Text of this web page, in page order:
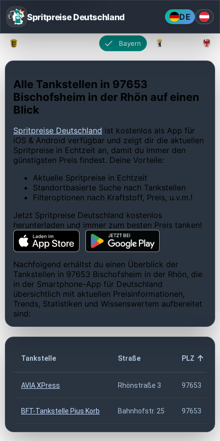
Spritpreise Deutschland DE
Bayern
Alle Tankstellen in 97653
Bischofsheim in der Rhön auf einen
Blick
Spritpreise Deutschland ist kostenlos als App für
iOS & Android verfügbar und zeigt dir die aktuellen
Spritpreise in Echtzeit an, damit du immer den
günstigsten Preis findest. Deine Vorteile:
Aktuelle Spritpreise in Echtzeit
Standortbasierte Suche nach Tankstellen
Filteroptionen nach Kraftstoff, Preis, u.v.m.!
Jetzt Spritpreise Deutschland kostenlos
herunterladen und immer zum besten Preis tanken!
Nachfolgend erhältst du einen Überblick der
Tankstellen in 97653 Bischofsheim in der Rhön, die
in der Smartphone-App für Deutschland
übersichtlich mit aktuellen Preisinformationen,
Trends, Statistiken und Wissenswertem aufbereitet
sind:
Tankstelle Straße PLZ
AVIA XPress Rhönstraße 3 97653
BFT-Tankstelle Pius Korb Bahnhofstr. 25 97653